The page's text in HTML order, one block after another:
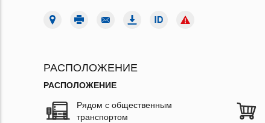
РАСПОЛОЖЕНИЕ
РАСПОЛОЖЕНИЕ
Рядом с общественным
транспортом